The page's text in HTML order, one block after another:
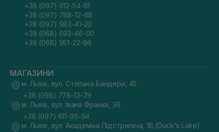
+38 (097) 612-54-81
+38 (097) 788-12-88
+38 (097) 983-41-20
+38 (068) 693-46-00
+38 (068) 951-22-86
МАГАЗИНИ
м. Львів, вул. Степана Бандери, 45
+38 (098) 778-13-79
м. Львів, вул. Івана Франка, 36
+38 (097) 611-95-94
м. Львів, вул. Академіка Підстригача, 1В (Duck's Lake)